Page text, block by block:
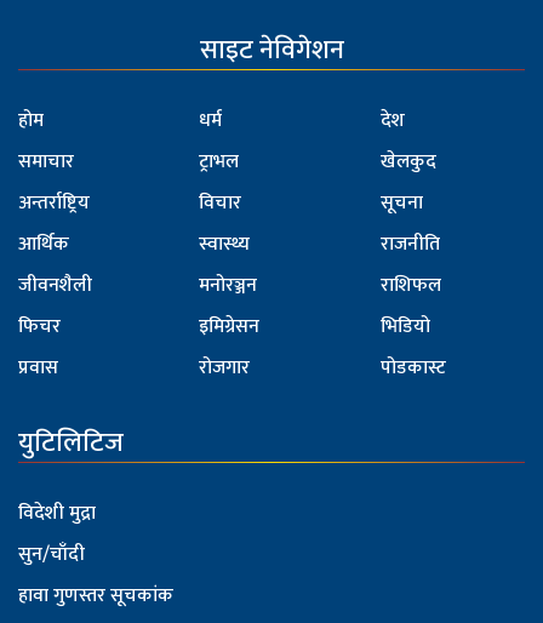
साइट नेविगेशन
होम
समाचार
अन्तर्राष्ट्रिय
आर्थिक
जीवनशैली
फिचर
प्रवास
धर्म
ट्राभल
विचार
स्वास्थ्य
मनोरञ्जन
इमिग्रेसन
रोजगार
देश
खेलकुद
सूचना
राजनीति
राशिफल
भिडियो
पोडकास्ट
युटिलिटिज
विदेशी मुद्रा
सुन/चाँदी
हावा गुणस्तर सूचकांक